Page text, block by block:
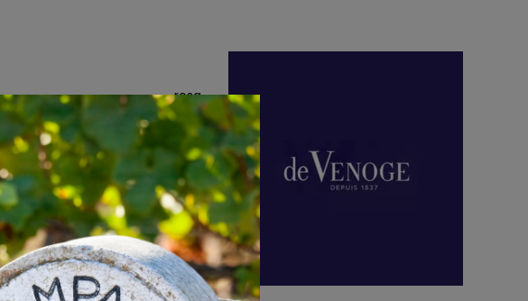
rosa
Sí
botella de 75cl
Postre
Caja de cartón
Grandes casas de champán